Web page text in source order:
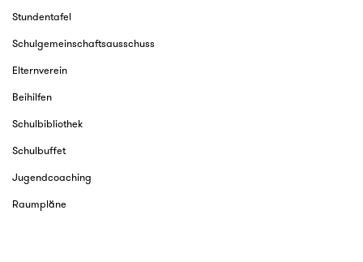
Stundentafel
Schulgemeinschaftsausschuss
Elternverein
Beihilfen
Schulbibliothek
Schulbuffet
Jugendcoaching
Raumpläne